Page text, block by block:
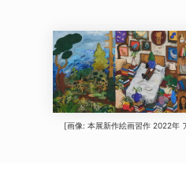
[画像: 本展新作絵画習作 2022年